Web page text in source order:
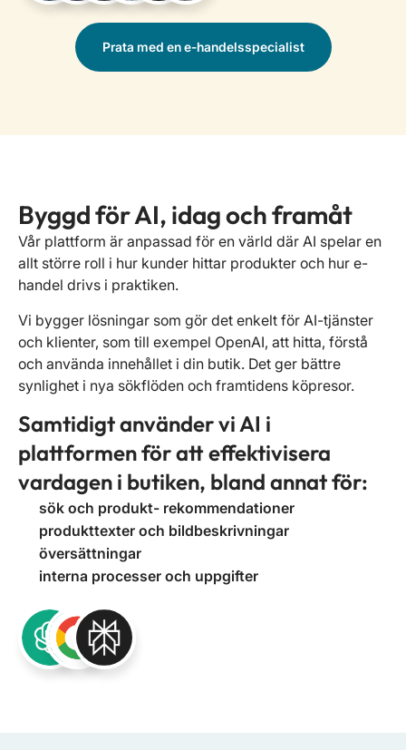
Prata med en e-handelsspecialist
Byggd för AI, idag och framåt
Vår plattform är anpassad för en värld där AI spelar en
allt större roll i hur kunder hittar produkter och hur e-
handel drivs i praktiken.
Vi bygger lösningar som gör det enkelt för AI-tjänster
och klienter, som till exempel OpenAI, att hitta, förstå
och använda innehållet i din butik. Det ger bättre
synlighet i nya sökflöden och framtidens köpresor.
Samtidigt använder vi AI i
plattformen för att effektivisera
vardagen i butiken, bland annat för:
sök och produkt- rekommendationer
produkttexter och bildbeskrivningar
översättningar
interna processer och uppgifter